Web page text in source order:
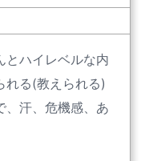
とハイレベルな内
れる(教えられる)
、汗、危機感、あ